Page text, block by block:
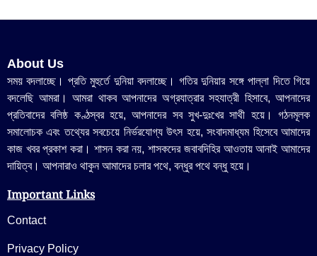
About Us
সময় বদলাচ্ছে। প্রতি মুহুর্তে দুনিয়া বদলাচ্ছে। গতির দুনিয়ার সঙ্গে পাল্লা দিতে গিয়ে
বদলেছি আমরা। আমরা থাকব আপনাদের অগ্রযাত্রার সহযাত্রী হিসাবে, আপনাদের
প্রতিবাদের বলিষ্ঠ কণ্ঠস্বর হয়ে, আপনাদের সব সুখ-দুঃখের সাথী হয়ে। গঠনমূলক
সমালোচক এবং তথ্যের সবচেয়ে নির্ভরযোগ্য উ‍ৎস হয়ে, সংবাদমাধ্যম হিসেবে আমাদের
কাজ খবর প্রকাশ করা। শাসন করা নয়, শাসকদের জবাবদিহির আওতায় আনাই আমাদের
দায়িত্ব। আপনারাও থাকুন আমাদের চলার পথে, বন্ধুর পথে বন্ধু হয়ে।
Important Links
Contact
Privacy Policy